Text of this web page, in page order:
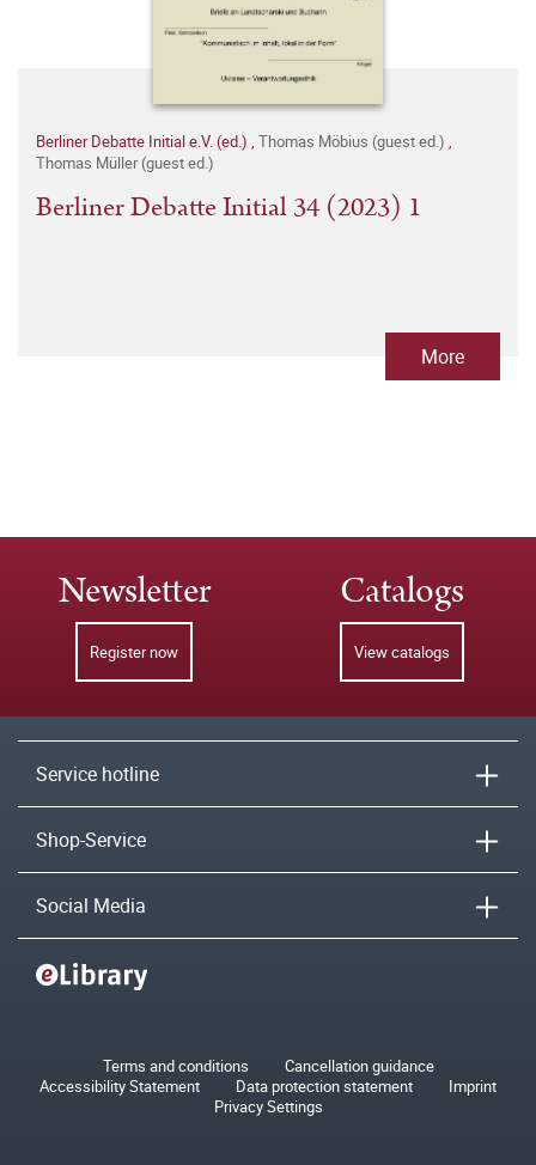
Berliner Debatte Initial e.V. (ed.) , Thomas Möbius (guest ed.) ,
Thomas Müller (guest ed.)
Berliner Debatte Initial 34 (2023) 1
More
Newsletter
Register now
Catalogs
View catalogs
Service hotline
Shop-Service
Social Media
Terms and conditions
Cancellation guidance
Accessibility Statement
Data protection statement
Imprint
Privacy Settings